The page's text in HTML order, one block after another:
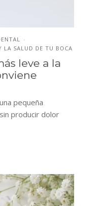
•
LA SALUD DE TU BOCA
leve a la
pequeña
producir dolor